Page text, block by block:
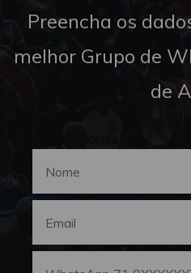
Preencha os
melhor Grupo de
de